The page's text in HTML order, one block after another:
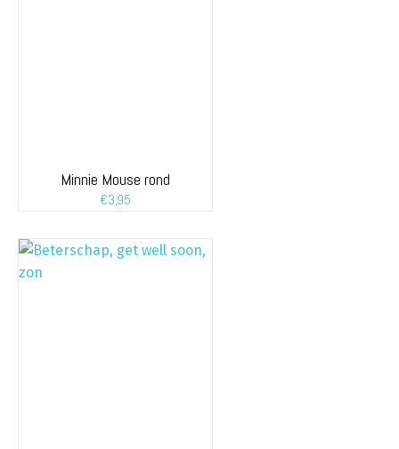
Minnie Mouse rond
€3,95